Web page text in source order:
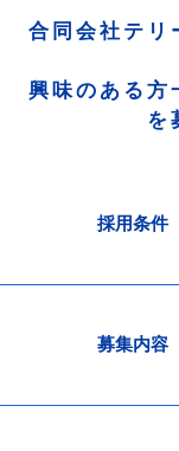
合同会社テリ
興味のある方
を
採用条件
募集内容